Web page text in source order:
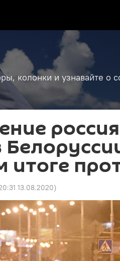
колонки и узнавайте о
итоге
13.08.2020)